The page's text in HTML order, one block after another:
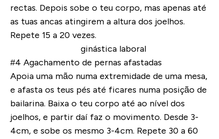
rectas. Depois sobe o teu corpo, mas apenas até
as tuas ancas atingirem a altura dos joelhos.
Repete 15 a 20 vezes.
#4 Agachamento de pernas afastadas
Apoia uma mão numa extremidade de uma mesa,
e afasta os teus pés até ficares numa posição de
bailarina. Baixa o teu corpo até ao nível dos
joelhos, e partir daí faz o movimento. Desde 3-
4cm, e sobe os mesmo 3-4cm. Repete 30 a 60